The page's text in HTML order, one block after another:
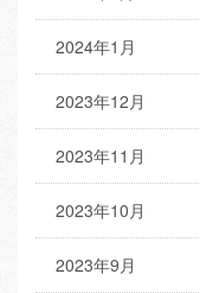
2024年1月
2023年12月
2023年11月
2023年10月
2023年9月